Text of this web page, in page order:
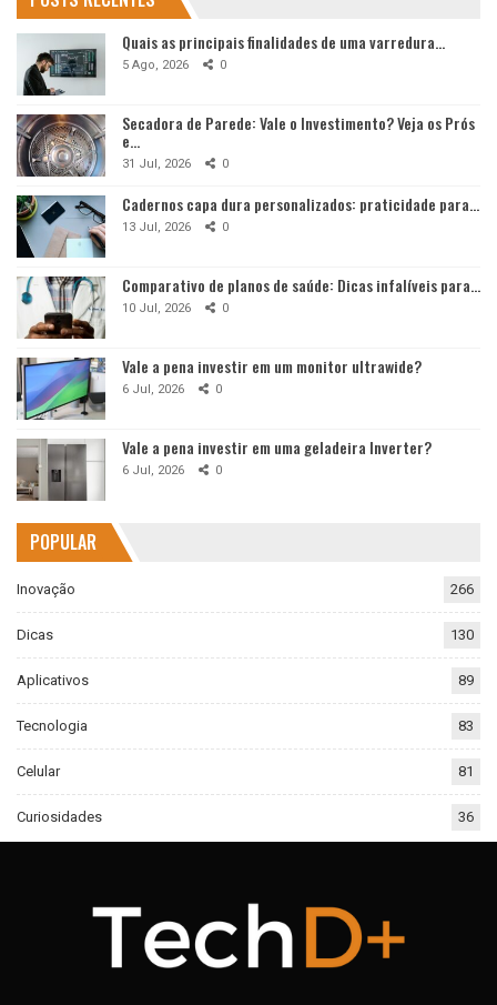
Quais as principais finalidades de uma varredura…
5 Ago, 2026 0
Secadora de Parede: Vale o Investimento? Veja os Prós
e…
31 Jul, 2026 0
Cadernos capa dura personalizados: praticidade para…
13 Jul, 2026 0
Comparativo de planos de saúde: Dicas infalíveis para…
10 Jul, 2026 0
Vale a pena investir em um monitor ultrawide?
6 Jul, 2026 0
Vale a pena investir em uma geladeira Inverter?
6 Jul, 2026 0
POPULAR
Inovação 266
Dicas 130
Aplicativos 89
Tecnologia 83
Celular 81
Curiosidades 36